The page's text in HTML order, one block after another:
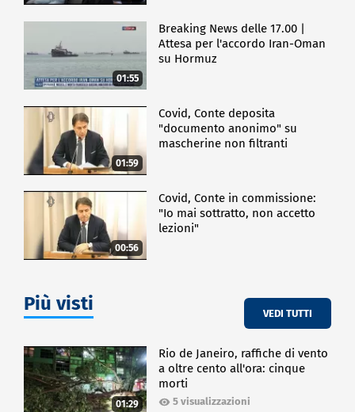
01:55
Breaking News delle 17.00 |
Attesa per l'accordo Iran-Oman
su Hormuz
01:59
Covid, Conte deposita
"documento anonimo" su
mascherine non filtranti
00:56
Covid, Conte in commissione:
"Io mai sottratto, non accetto
lezioni"
Più visti VEDI TUTTI
01:29
Rio de Janeiro, raffiche di vento
a oltre cento all'ora: cinque
morti
5 visualizzazioni